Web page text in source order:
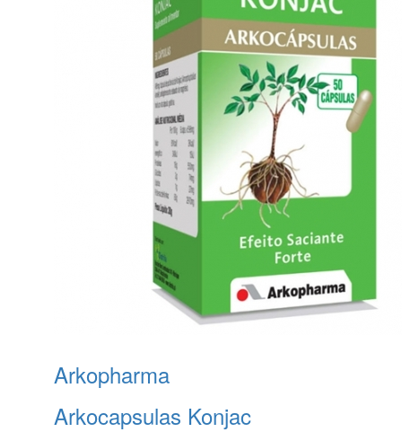
Arkopharma
Arkocapsulas Konjac